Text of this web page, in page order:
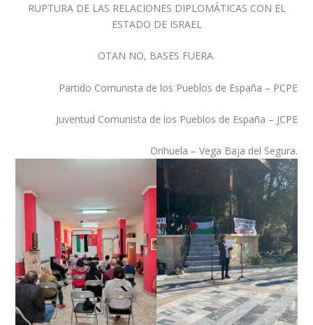
RUPTURA DE LAS RELACIONES DIPLOMÁTICAS CON EL
ESTADO DE ISRAEL
OTAN NO, BASES FUERA.
Partido Comunista de los Pueblos de España – PCPE
Juventud Comunista de los Pueblos de España – JCPE
Orihuela – Vega Baja del Segura.